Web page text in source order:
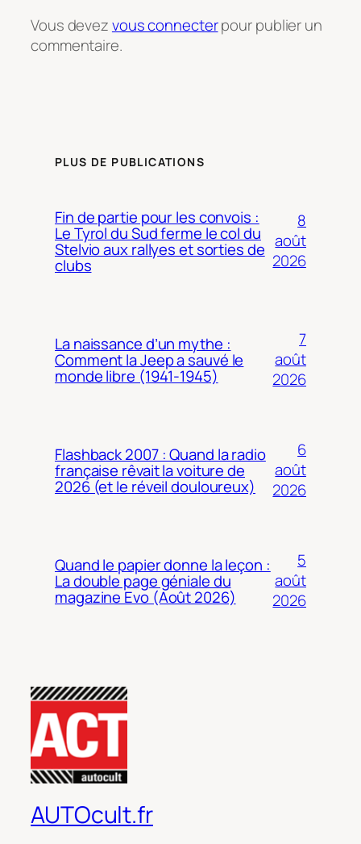
Vous devezvous connecterpour publier un
commentaire.
PLUS DE PUBLICATIONS
Fin de partie pour les convois :
Le Tyrol du Sud ferme le col du
Stelvio aux rallyes et sorties de
clubs
8
août
2026
La naissance d’un mythe :
Comment la Jeep a sauvé le
monde libre (1941-1945)
7
août
2026
Flashback 2007 : Quand la radio
française rêvait la voiture de
2026 (et le réveil douloureux)
6
août
2026
Quand le papier donne la leçon :
La double page géniale du
magazine Evo (Août 2026)
5
août
2026
AUTOcult.fr